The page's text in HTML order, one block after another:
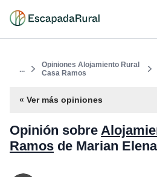
...
Opiniones Alojamiento Rural
Casa Ramos
« Ver más opiniones
Opinión sobre
Ramos de Marian Elena